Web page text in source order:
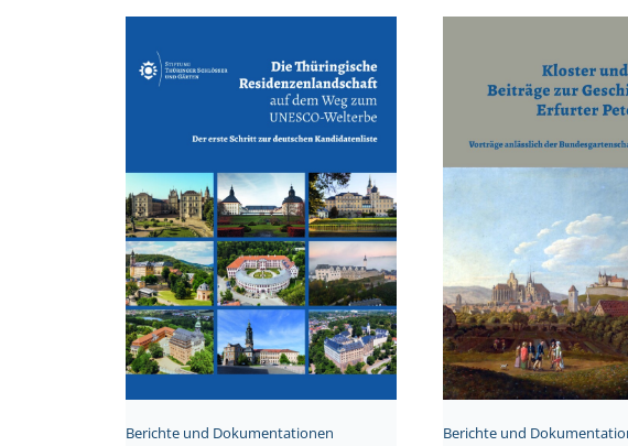
Berichte und Dokumentationen Berichte und